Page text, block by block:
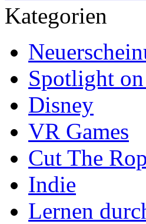
Kategorien
Spotlight
Disney
VR Games
Cut The
Indie
Lernen